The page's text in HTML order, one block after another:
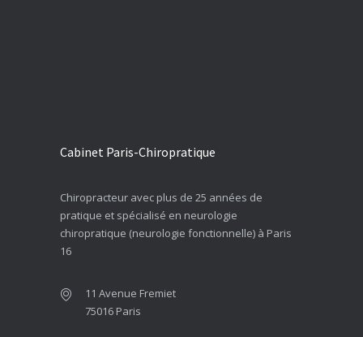
Cabinet Paris-Chiropratique
Chiropracteur avec plus de 25 années de
pratique et spécialisé en neurologie
chiropratique (neurologie fonctionnelle) à Paris
16
11 Avenue Fremiet
75016 Paris